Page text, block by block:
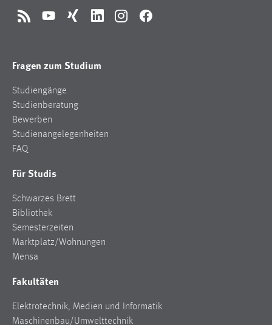
RSS YouTubeXing LinkedInInstagramFacebook
Fragen zum Studium
Studiengänge
Studienberatung
Bewerben
Studienangelegenheiten
FAQ
Für Studis
Schwarzes Brett
Bibliothek
Semesterzeiten
Marktplatz/Wohnungen
Mensa
Fakultäten
Elektrotechnik, Medien und Informatik
Maschinenbau/Umwelttechnik